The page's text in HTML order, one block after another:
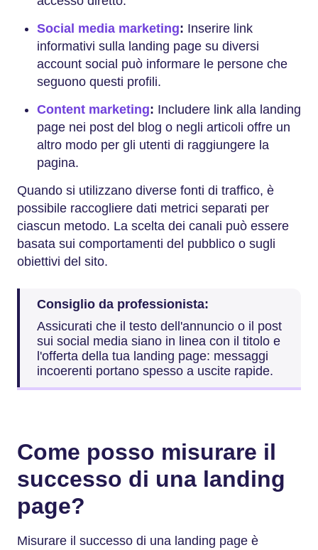
Social media marketing: Inserire link
informativi sulla landing page su diversi
account social può informare le persone che
seguono questi profili.
Content marketing: Includere link alla landing
page nei post del blog o negli articoli offre un
altro modo per gli utenti di raggiungere la
pagina.
Quando si utilizzano diverse fonti di traffico, è
possibile raccogliere dati metrici separati per
ciascun metodo. La scelta dei canali può essere
basata sui comportamenti del pubblico o sugli
obiettivi del sito.
Consiglio da professionista:
Assicurati che il testo dell'annuncio o il post
sui social media siano in linea con il titolo e
l'offerta della tua landing page: messaggi
incoerenti portano spesso a uscite rapide.
Come posso misurare il
successo di una landing
page?
Misurare il successo di una landing page è